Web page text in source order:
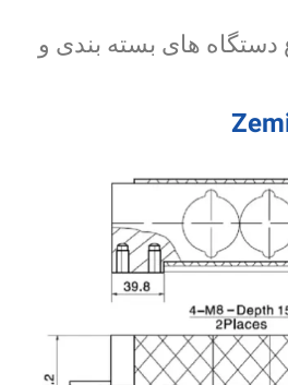
دستگاه های بسته بندی و